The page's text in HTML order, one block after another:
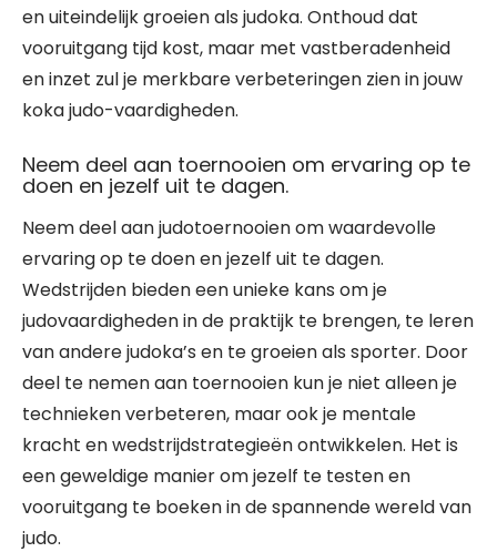
en uiteindelijk groeien als judoka. Onthoud dat
vooruitgang tijd kost, maar met vastberadenheid
en inzet zul je merkbare verbeteringen zien in jouw
koka judo-vaardigheden.
Neem deel aan toernooien om ervaring op te
doen en jezelf uit te dagen.
Neem deel aan judotoernooien om waardevolle
ervaring op te doen en jezelf uit te dagen.
Wedstrijden bieden een unieke kans om je
judovaardigheden in de praktijk te brengen, te leren
van andere judoka’s en te groeien als sporter. Door
deel te nemen aan toernooien kun je niet alleen je
technieken verbeteren, maar ook je mentale
kracht en wedstrijdstrategieën ontwikkelen. Het is
een geweldige manier om jezelf te testen en
vooruitgang te boeken in de spannende wereld van
judo.